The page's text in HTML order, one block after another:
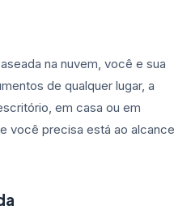
na nuvem, você e sua
de qualquer lugar, a
em casa ou em
você precisa está ao alcance